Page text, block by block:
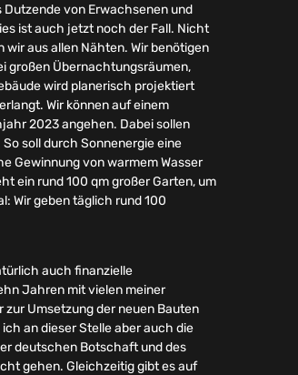
von Erwachsenen und
ist auch jetzt noch der Fall. Nicht
wir aus allen Nähten. Wir benötigen
großen Übernachtungsräumen,
wird planerisch projektiert
Wir können auf einem
2023 angehen. Dabei sollen
soll durch Sonnenergie eine
Gewinnung von warmem Wasser
ein rund 100 qm großer Garten, um
Wir geben täglich rund 100
auch finanzielle
Jahren mit vielen meiner
Umsetzung der neuen Bauten
an dieser Stelle aber auch die
deutschen Botschaft und des
gehen. Gleichzeitig gibt es auf